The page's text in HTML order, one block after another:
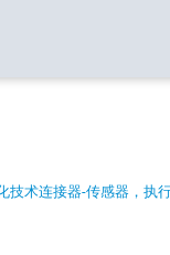
技术连接器-传感器，执